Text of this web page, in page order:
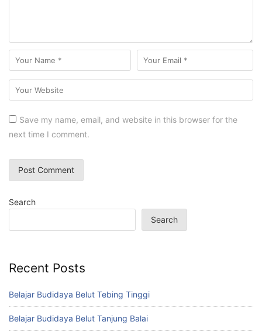
Save my name, email, and website in this browser for the
next time I comment.
Search
Search
Recent Posts
Belajar Budidaya Belut Tebing Tinggi
Belajar Budidaya Belut Tanjung Balai